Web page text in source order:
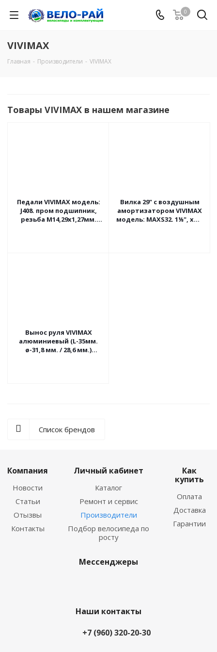
0
VIVIMAX
Главная - Производители - VIVIMAX
Товары VIVIMAX в нашем магазине
Педали VIVIMAX модель:
J408. пром подшипник,
резьба М14,29х1,27мм.
Вилка 29" с воздушным
амортизатором VIVIMAX
модель: MAXS32. 1⅛", ход
Вынос руля VIVIMAX
алюминиевый (L-35мм.
ø-31,8 мм. / 28,6 мм.)
Список брендов
Компания
Новости
Статьи
Отызвы
Контакты
Личный кабинет
Каталог
Ремонт и сервис
Производители
Подбор велосипеда по
росту
Как
купить
Оплата
Доставка
Гарантии
Мессенджеры
Наши контакты
+7 (960) 320-20-30